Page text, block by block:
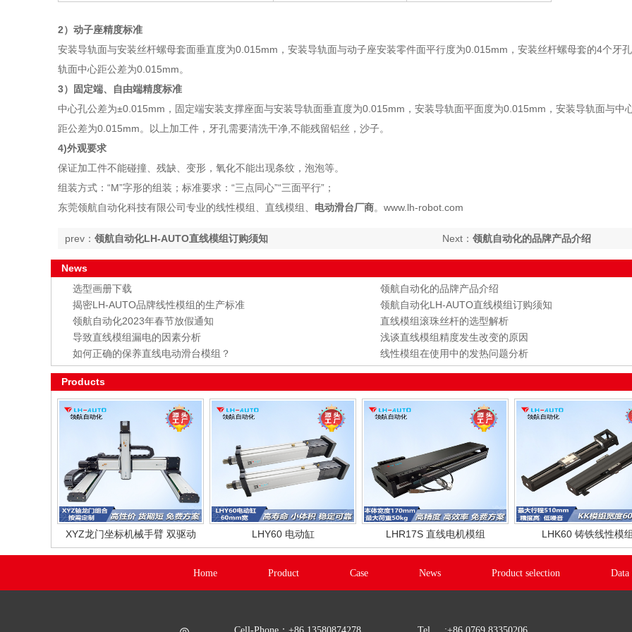
2）动子座精度标准
安装导轨面与安装丝杆螺母套面垂直度为0.015mm，安装导轨面与动子座安装零件面平行度为0.015mm，安装丝杆螺母套的4个牙
轨面中心距公差为0.015mm。
3）固定端、自由端精度标准
中心孔公差为±0.015mm，固定端安装支撑座面与安装导轨面垂直度为0.015mm，安装导轨面平面度为0.015mm，安装导轨面与中
距公差为0.015mm。以上加工件，牙孔需要清洗干净,不能残留铝丝，沙子。
4)外观要求
保证加工件不能碰撞、残缺、变形，氧化不能出现条纹，泡泡等。
组装方式：“M”字形的组装；标准要求：“三点同心”“三面平行”；
东莞领航自动化科技有限公司专业的线性模组、直线模组、 电动滑台厂商。www.lh-robot.com
Next： 领航自动化的品牌产品介绍
prev： 领航自动化LH-AUTO直线模组订购须知
News
选型画册下载
领航自动化的品牌产品介绍
揭密LH-AUTO品牌线性模组的生产标准
领航自动化LH-AUTO直线模组订购须知
领航自动化2023年春节放假通知
直线模组滚珠丝杆的选型解析
导致直线模组漏电的因素分析
浅谈直线模组精度发生改变的原因
如何正确的保养直线电动滑台模组？
线性模组在使用中的发热问题分析
Products
XYZ龙门坐标机械手臂 双驱动 LHY60 电动缸 LHR17S 直线电机模组 LHK60 铸铁线性模组
Home Product Case News Product selection Data